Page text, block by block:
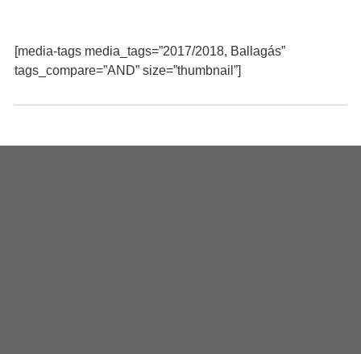
[media-tags media_tags=”2017/2018, Ballagás”
tags_compare=”AND” size=”thumbnail”]